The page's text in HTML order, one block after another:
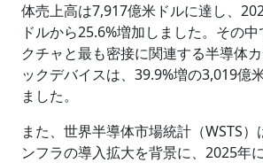
体売上高は7,917億米ドルに達し、
ドルから25.6%増加しました。その
クチャと最も密接に関連する半導体
ックデバイスは、39.9%増の3,019億
ました。
また、世界半導体市場統計（WSTS）
ンフラの導入拡大を背景に、2025年